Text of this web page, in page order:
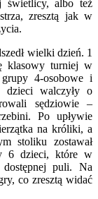
świetlicy, albo też
zresztą jak w
wielki dzień. 1
klasowy turniej w
grupy 4-osobowe i
walczyły o
sędziowie –
Po upływie
na króliki, a
stoliku zostawał
6 dzieci, które w
puli. Na
co zresztą widać